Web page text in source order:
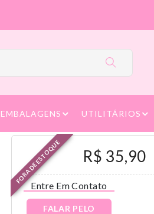
EMBALAGENS UTILITÁRIOS
FORA DE ESTOQUE R$ 35,90
Entre Em Contato
FALAR PELO